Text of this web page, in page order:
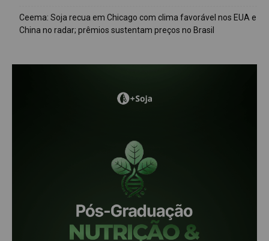
Ceema: Soja recua em Chicago com clima favorável nos EUA e
China no radar; prêmios sustentam preços no Brasil